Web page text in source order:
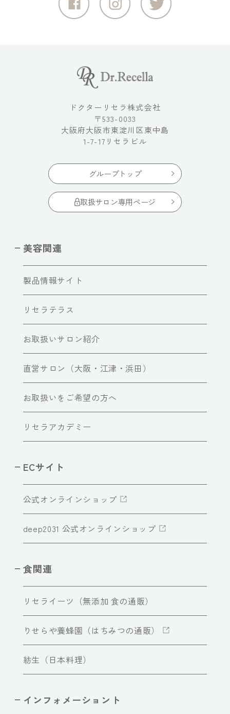
ドクターリセラ株式会社
〒533-0033
大阪府大阪市東淀川区東中島
1-7-17リセラビル
グループトップ
取扱サロン専用ページ
美容関連
製品情報サイト
リセラテラス
お取扱いサロン紹介
直営サロン（大阪・江津・浜田）
お取扱いをご希望の方へ
リセラアカデミー
ECサイト
公式オンラインショップ
deep2031 公式オンラインショップ
食関連
リセライーツ（無添加 食の通販）
りせらや養蜂園（はちみつの通販）
紡生（日本料理）
インフォメーショント